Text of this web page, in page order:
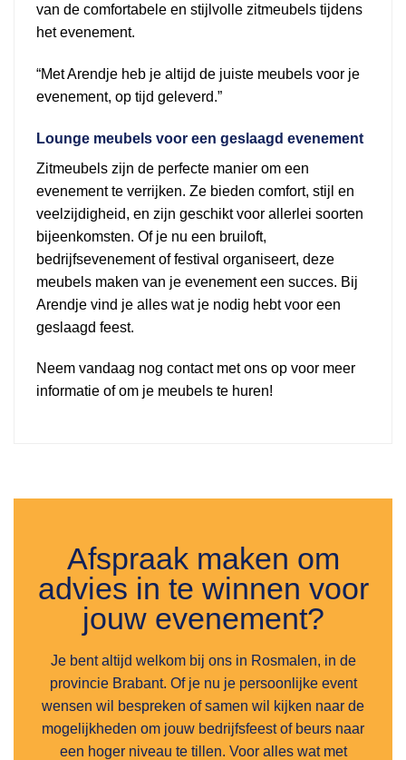
van de comfortabele en stijlvolle zitmeubels tijdens
het evenement.
“Met Arendje heb je altijd de juiste meubels voor je
evenement, op tijd geleverd.”
Lounge meubels voor een geslaagd evenement
Zitmeubels zijn de perfecte manier om een
evenement te verrijken. Ze bieden comfort, stijl en
veelzijdigheid, en zijn geschikt voor allerlei soorten
bijeenkomsten. Of je nu een bruiloft,
bedrijfsevenement of festival organiseert, deze
meubels maken van je evenement een succes. Bij
Arendje vind je alles wat je nodig hebt voor een
geslaagd feest.
Neem vandaag nog contact met ons op voor meer
informatie of om je meubels te huren!
Afspraak maken om
advies in te winnen voor
jouw evenement?
Je bent altijd welkom bij ons in Rosmalen, in de
provincie Brabant. Of je nu je persoonlijke event
wensen wil bespreken of samen wil kijken naar de
mogelijkheden om jouw bedrijfsfeest of beurs naar
een hoger niveau te tillen. Voor alles wat met